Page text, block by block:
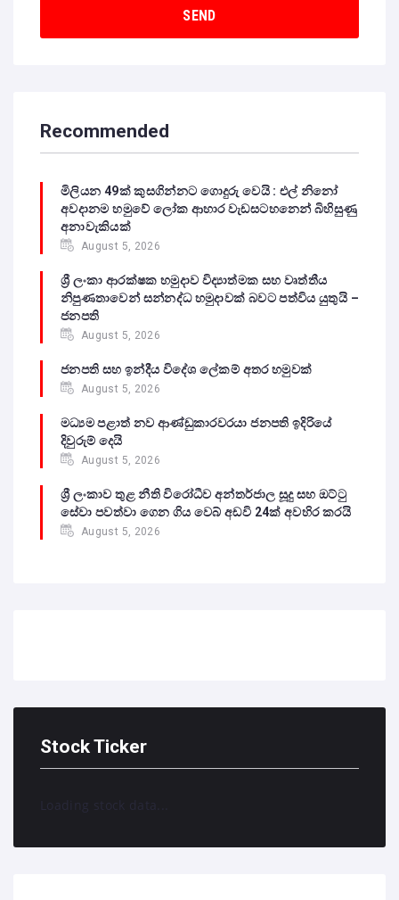
Recommended
මිලියන 49ක් කුසගින්නට ගොදුරු වෙයි : එල් නිනෝ
අවදානම හමුවේ ලෝක ආහාර වැඩසටහනෙන් බිහිසුණු
අනාවැකියක්
August 5, 2026
ශ්‍රී ලංකා ආරක්ෂක හමුදාව විද්‍යාත්මක සහ වෘත්තීය
නිපුණතාවෙන් සන්නද්ධ හමුදාවක් බවට පත්විය යුතුයි –
ජනපති
August 5, 2026
ජනපති සහ ඉන්දීය විදේශ ලේකම් අතර හමුවක්
August 5, 2026
මධ්‍යම පළාත් නව ආණ්ඩුකාරවරයා ජනපති ඉදිරියේ
දිවුරුම් දෙයි
August 5, 2026
ශ්‍රී ලංකාව තුළ නීති විරෝධීව අන්තර්ජාල සූදු සහ ඔට්ටු
සේවා පවත්වා ගෙන ගිය වෙබ් අඩවි 24ක් අවහිර කරයි
August 5, 2026
Stock Ticker
Loading stock data...